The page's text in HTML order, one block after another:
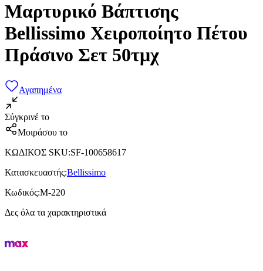
Μαρτυρικό Βάπτισης
Bellissimo Χειροποίητο Πέτου
Πράσινο Σετ 50τμχ
Αγαπημένα
Σύγκρινέ το
Μοιράσου το
ΚΩΔΙΚΟΣ SKU:SF-100658617
Κατασκευαστής:Bellissimo
Κωδικός:Μ-220
Δες όλα τα χαρακτηριστικά